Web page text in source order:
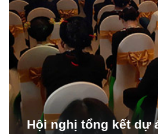
Hội nghị tổng kết dự